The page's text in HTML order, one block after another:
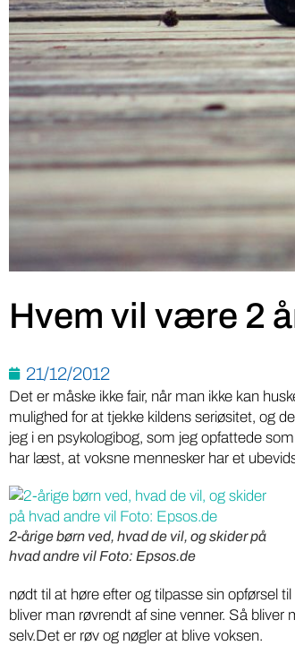
Hvem vil være 2
21/12/2012
Det er måske ikke fair, når man ikke kan
mulighed for at tjekke kildens seriøsitet, og
jeg i en psykologibog, som jeg opfattede
har læst, at voksne mennesker har et
2-årige børn ved, hvad de vil, og skider på
hvad andre vil Foto: Epsos.de
nødt til at høre efter og tilpasse sin opførsel
bliver man røvrendt af sine venner. Så
selv.Det er røv og nøgler at blive voksen.